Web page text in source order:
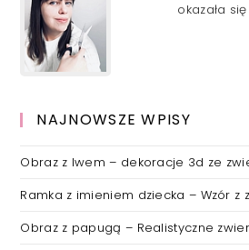
okazała
NAJNOWSZE WPISY
Obraz z lwem – dekoracje 3d ze
Ramka z imieniem dziecka – Wzór z
Obraz z papugą – Realistyczne